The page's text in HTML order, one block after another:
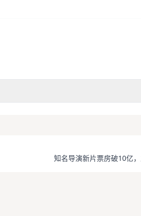
知名导演新片票房破10亿